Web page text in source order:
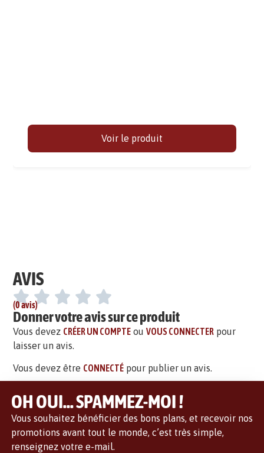
Voir le produit
AVIS
(0 avis)
Donner votre avis sur ce produit
Vous devez CRÉER UN COMPTE ouVOUS CONNECTER pour
laisser un avis.
Vous devez être CONNECTÉ pour publier un avis.
OH OUI... SPAMMEZ-MOI !
Vous souhaitez bénéficier des bons plans, et recevoir nos
promotions avant tout le monde, c’est très simple,
renseignez votre e-mail.